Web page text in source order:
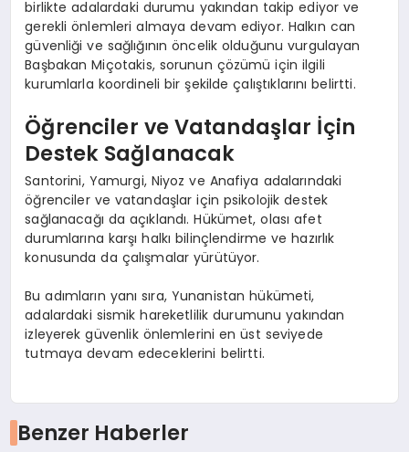
birlikte adalardaki durumu yakından takip ediyor ve
gerekli önlemleri almaya devam ediyor. Halkın can
güvenliği ve sağlığının öncelik olduğunu vurgulayan
Başbakan Miçotakis, sorunun çözümü için ilgili
kurumlarla koordineli bir şekilde çalıştıklarını belirtti.
Öğrenciler ve Vatandaşlar İçin
Destek Sağlanacak
Santorini, Yamurgi, Niyoz ve Anafiya adalarındaki
öğrenciler ve vatandaşlar için psikolojik destek
sağlanacağı da açıklandı. Hükümet, olası afet
durumlarına karşı halkı bilinçlendirme ve hazırlık
konusunda da çalışmalar yürütüyor.
Bu adımların yanı sıra, Yunanistan hükümeti,
adalardaki sismik hareketlilik durumunu yakından
izleyerek güvenlik önlemlerini en üst seviyede
tutmaya devam edeceklerini belirtti.
Benzer Haberler